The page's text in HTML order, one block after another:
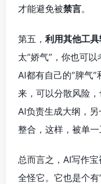
才能避免被禁言。
第五， 利用其他工
太“娇气”，你也可以
AI都有自己的“脾气
来，可以分散风险
AI负责生成大纲，
整合，这样，被单
总而言之，AI写作宝
全怪它。它也是个